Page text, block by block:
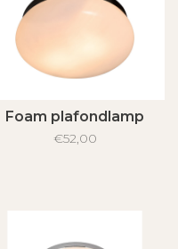
Foam plafondlamp
€52,00